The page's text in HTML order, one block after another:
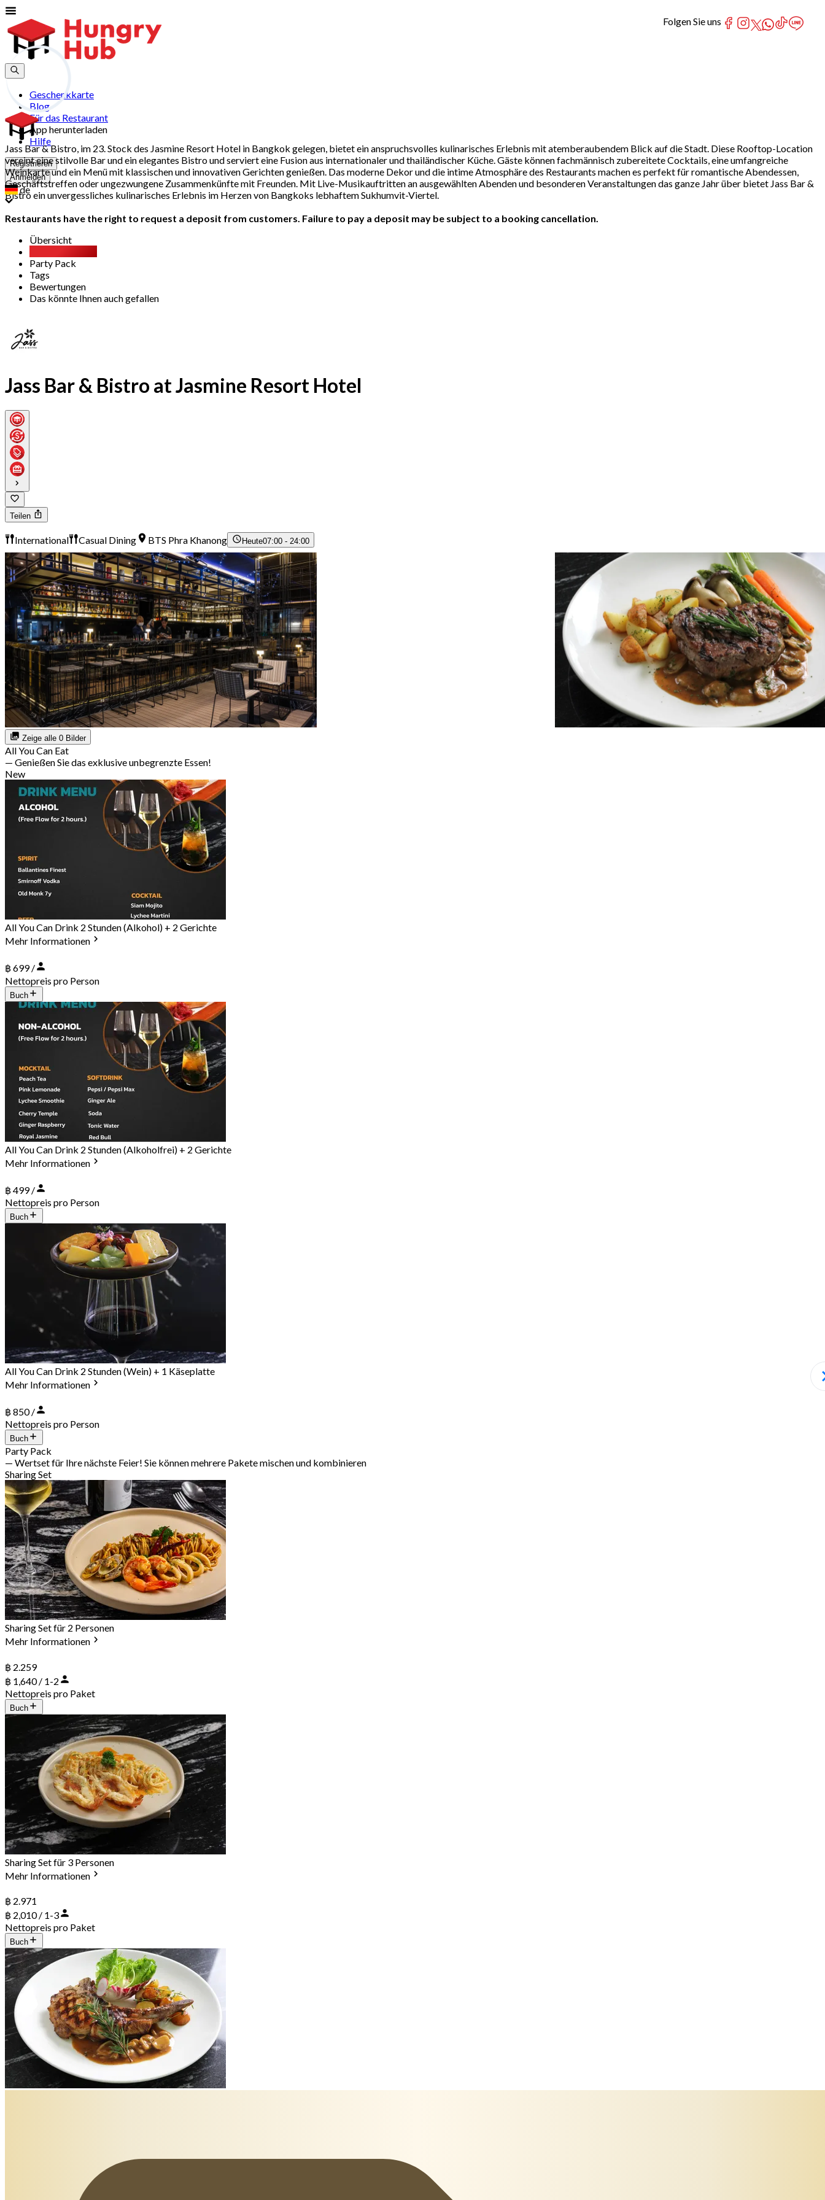
Geschenkkarte
Blog
Für das Restaurant
App herunterladen
Hilfe
Registrieren
Anmelden
de
Jass Bar & Bistro, im 23. Stock des Jasmine Resort Hotel in Bangkok gelegen, bietet ein anspruchsvolles kulinarisches Erlebnis mit atemberaubendem Blick auf die Stadt. Diese Rooftop-Location
vereint eine stilvolle Bar und ein elegantes Bistro und serviert eine Fusion aus internationaler und thailändischer Küche. Gäste können fachmännisch zubereitete Cocktails, eine umfangreiche
Weinkarte und ein Menü mit klassischen und innovativen Gerichten genießen. Das moderne Dekor und die intime Atmosphäre des Restaurants machen es perfekt für romantische Abendessen,
Geschäftstreffen oder ungezwungene Zusammenkünfte mit Freunden. Mit Live-Musikauftritten an ausgewählten Abenden und besonderen Veranstaltungen das ganze Jahr über bietet Jass Bar &
Bistro ein unvergessliches kulinarisches Erlebnis im Herzen von Bangkoks lebhaftem Sukhumvit-Viertel.
Restaurants have the right to request a deposit from customers. Failure to pay a deposit may be subject to a booking cancellation.
Übersicht
Party Pack
Tags
Bewertungen
Das könnte Ihnen auch gefallen
Jass Bar & Bistro at Jasmine Resort Hotel
Teilen
International Casual Dining BTS Phra Khanong Heute07:00 - 24:00
Zeige alle 0 Bilder
All You Can Eat
— Genießen Sie das exklusive unbegrenzte Essen!
New
All You Can Drink 2 Stunden (Alkohol) + 2 Gerichte
Mehr Informationen
฿ 699 /
Nettopreis pro Person
Buch
All You Can Drink 2 Stunden (Alkoholfrei) + 2 Gerichte
Mehr Informationen
฿ 499 /
Nettopreis pro Person
Buch
All You Can Drink 2 Stunden (Wein) + 1 Käseplatte
Mehr Informationen
฿ 850 /
Nettopreis pro Person
Buch
Party Pack
— Wertset für Ihre nächste Feier! Sie können mehrere Pakete mischen und kombinieren
Sharing Set
Sharing Set für 2 Personen
Mehr Informationen
฿ 2.259
฿ 1,640 / 1-2
Nettopreis pro Paket
Buch
Sharing Set für 3 Personen
Mehr Informationen
฿ 2.971
฿ 2,010 / 1-3
Nettopreis pro Paket
Buch
Folgen Sie uns